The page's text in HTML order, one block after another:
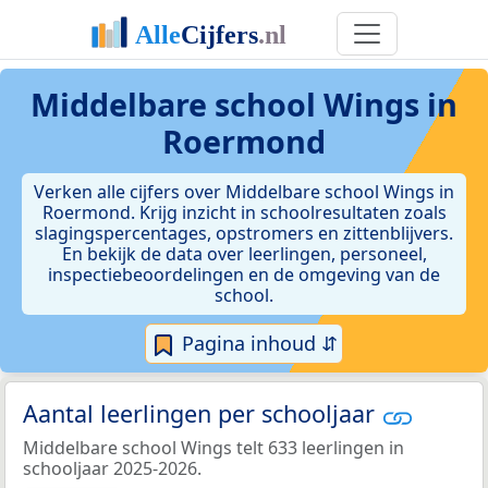
Middelbare school Wings in
Roermond
Verken alle cijfers over Middelbare school Wings in
Roermond. Krijg inzicht in schoolresultaten zoals
slagingspercentages, opstromers en zittenblijvers.
En bekijk de data over leerlingen, personeel,
inspectiebeoordelingen en de omgeving van de
school.
Pagina inhoud ⇵
Aantal leerlingen per schooljaar
Middelbare school Wings telt 633 leerlingen in
schooljaar 2025-2026.